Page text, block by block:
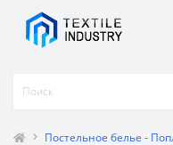
Постельное белье -